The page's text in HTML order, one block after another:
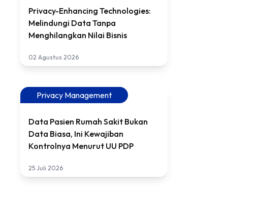
Privacy-Enhancing Technologies:
Melindungi Data Tanpa
Menghilangkan Nilai Bisnis
02 Agustus 2026
Privacy Management
Data Pasien Rumah Sakit Bukan
Data Biasa, Ini Kewajiban
Kontrolnya Menurut UU PDP
25 Juli 2026